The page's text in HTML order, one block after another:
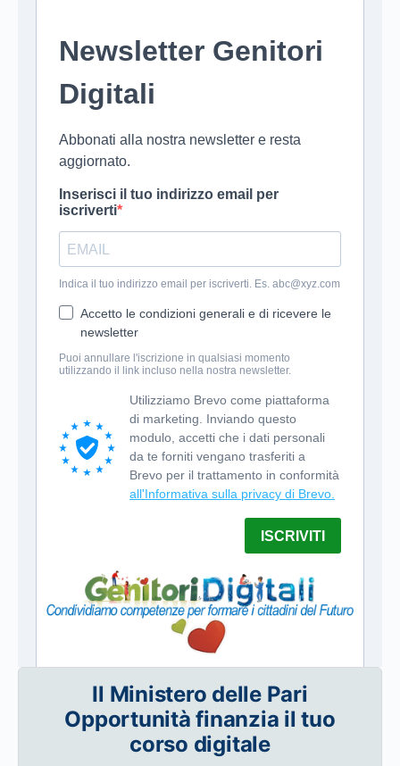
Il Ministero delle Pari
Opportunità finanzia il tuo
corso digitale